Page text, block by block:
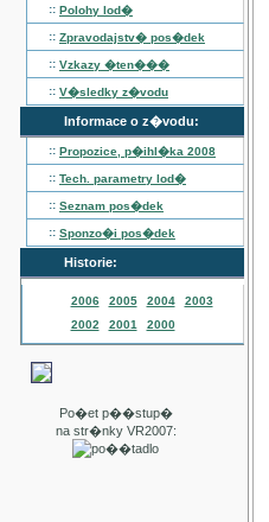
:: Polohy lod�
:: Zpravodajstv� pos�dek
:: Vzkazy �ten���
:: V�sledky z�vodu
Informace o z�vodu:
:: Propozice, p�ihl�ka 2008
:: Tech. parametry lod�
:: Seznam pos�dek
:: Sponzo�i pos�dek
Historie:
2006 2005 2004
2003
2002
2001 2000
Po�et p��stup�
na str�nky VR2007: